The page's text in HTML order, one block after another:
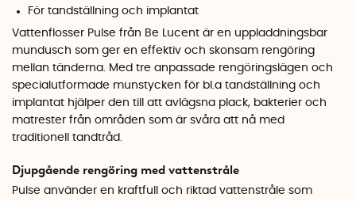
För tandställning och implantat
Vattenflosser Pulse från Be Lucent är en uppladdningsbar
mundusch som ger en effektiv och skonsam rengöring
mellan tänderna. Med tre anpassade rengöringslägen och
specialutformade munstycken för bl.a tandställning och
implantat hjälper den till att avlägsna plack, bakterier och
matrester från områden som är svåra att nå med
traditionell tandtråd.
Djupgående rengöring med vattenstråle
Pulse använder en kraftfull och riktad vattenstråle som